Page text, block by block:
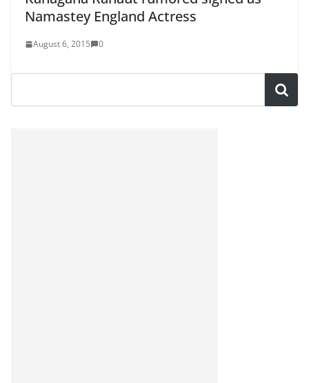
Namastey England Actress
August 6, 2015 0